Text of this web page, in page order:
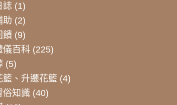
誌 (1)
助 (2)
饋(9)
儀百科(225)
(5)
籃、升遷花籃 (4)
俗知識 (40)